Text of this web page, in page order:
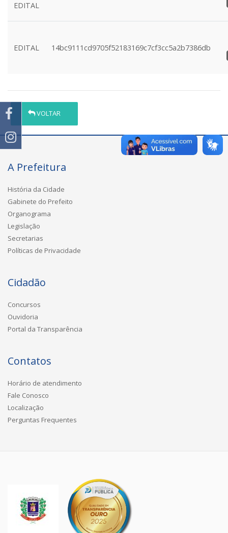
EDITAL
EDITAL 14bc9111cd9705f52183169c7cf3cc5a2b7386db
VOLTAR
A Prefeitura
História da Cidade
Gabinete do Prefeito
Organograma
Legislação
Secretarias
Políticas de Privacidade
Cidadão
Concursos
Ouvidoria
Portal da Transparência
Contatos
Horário de atendimento
Fale Conosco
Localização
Perguntas Frequentes